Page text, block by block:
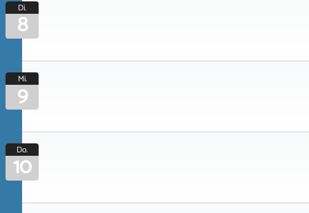
Di.
8
Mi.
9
Do.
10